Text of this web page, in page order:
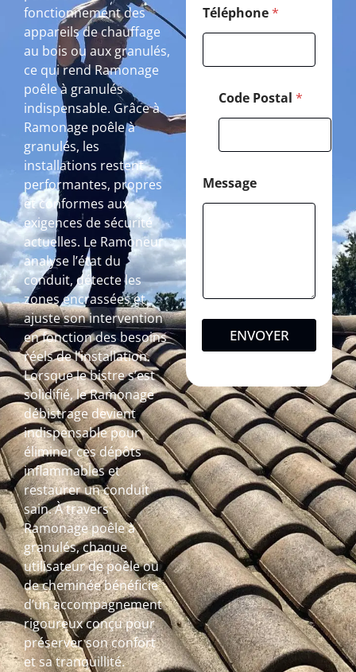
fonctionnement des
appareils de chauffage
au bois ou aux granulés,
ce qui rend Ramonage
poêle à granulés
indispensable. Grâce à
Ramonage poêle à
granulés, les
installations restent
performantes, propres
et conformes aux
exigences de sécurité
actuelles. Le Ramoneur
analyse l’état du
conduit, détecte les
zones encrassées et
ajuste son intervention
en fonction des besoins
réels de l’installation.
Lorsque le bistre s’est
solidifié, le Ramonage
débistrage devient
indispensable pour
éliminer ces dépôts
inflammables et
restaurer un conduit
sain. À travers
Ramonage poêle à
granulés, chaque
utilisateur de poêle ou
de cheminée bénéficie
d’un accompagnement
rigoureux conçu pour
préserver son confort
et sa tranquillité.
Téléphone*
Code Postal *
Message
ENVOYER